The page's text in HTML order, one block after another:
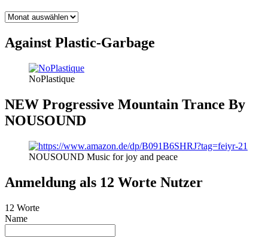
BLOG
Against Plastic-Garbage
NoPlastique
NEW Progressive Mountain Trance By
NOUSOUND
NOUSOUND Music for joy and peace
Anmeldung als 12 Worte Nutzer
12 Worte
Name